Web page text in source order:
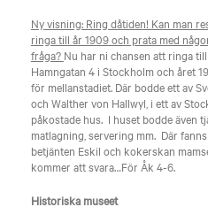
Ny visning: Ring dåtiden! Kan man
ringa till år 1909 och prata med
fråga? Nu har ni chansen att ringa
Hamngatan 4 i Stockholm och året
för mellanstadiet. Där bodde ett av
och Walther von Hallwyl, i ett av
påkostade hus. I huset bodde även
matlagning, servering mm. Där
betjänten Eskil och kokerskan
kommer att svara…För Åk 4-6.
Historiska museet